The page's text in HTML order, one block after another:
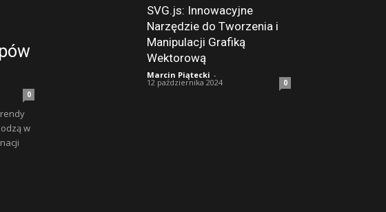
0
w
SVG.js: Innowacyjne
Narzędzie do Tworzenia i
Manipulacji Grafiką
Wektorową
Marcin Piątecki -
12 października 2024 0